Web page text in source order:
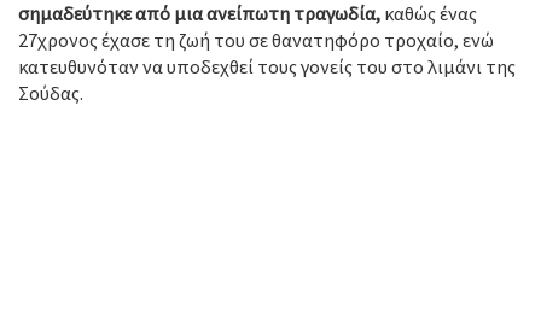
σημαδεύτηκε από μια ανείπωτη τραγωδία, καθώς ένας
27χρονος έχασε τη ζωή του σε θανατηφόρο τροχαίο, ενώ
κατευθυνόταν να υποδεχθεί τους γονείς του στο λιμάνι της
Σούδας.